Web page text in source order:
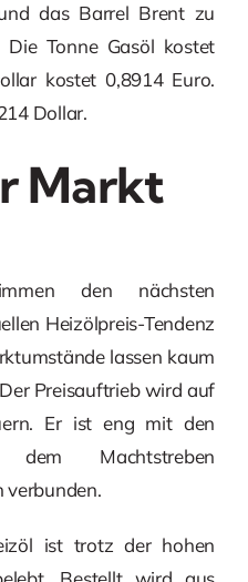
das Barrel Brent zu
Tonne Gasöl kostet
kostet 0,8914 Euro.
Dollar.
Markt
den nächsten
Heizölpreis-Tendenz
lassen kaum
Preisauftrieb wird auf
Er ist eng mit den
dem Machtstreben
verbunden.
ist trotz der hohen